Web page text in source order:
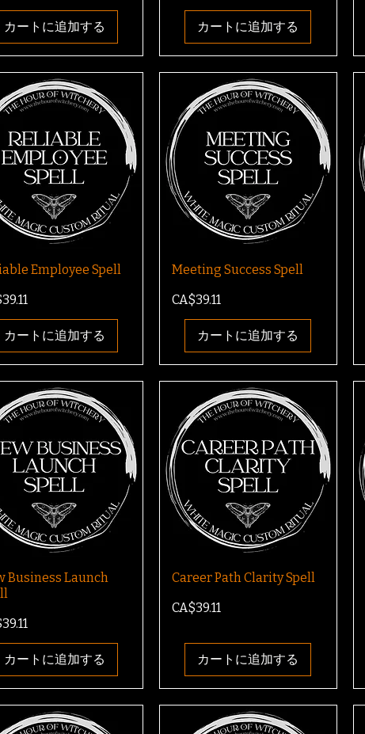
カートに追加する カートに追加する
Employee Spell
カートに追加する
Meeting Success Spell
価格
CA$39.11
カートに追加する
Business Launch
カートに追加する
Career Path Clarity Spell
価格
CA$39.11
カートに追加する